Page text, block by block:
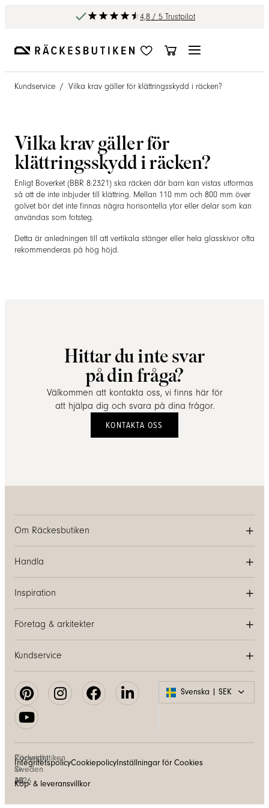
4,8 / 5 Trustpilot
Kundservice / Vilka krav gäller för klättringsskydd i räcken?
Vilka krav gäller för
klättringsskydd i räcken?
Enligt Boverket (BBR 8:2321) ska räcken där barn kan vistas utformas
så att de inte inbjuder till klättring. Mellan 110 mm och 800 mm över
golvet bör det inte finnas några horisontella ytor eller delar som kan
användas som fotsteg.
Detta är anledningen till att vertikala stänger eller hela glasskivor ofta
rekommenderas på hög höjd.
Hittar du inte svar
på din fråga?
Välkommen att kontakta oss, vi finns här för
att hjälpa dig och svara på dina frågor.
KONTAKTA OSS
Om Räckesbutiken
Handla
Inspiration
Företag & arkitekter
Kundservice
Svenska | SEK
Copyright
©
2026
Räckesbutiken
Sweden
AB
IntegritetspolicyCookiepolicy Inställningar för Cookies
Köp- & leveransvillkor